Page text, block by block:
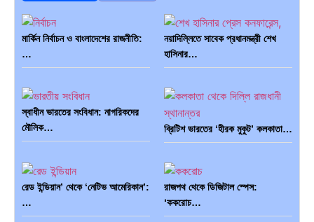
মার্কিন নির্বাচন ও বাংলাদেশের রাজনীতি:
…
নয়াদিল্লিতে সাবেক প্রধানমন্ত্রী শেখ
হাসিনার…
স্বাধীন ভারতের সংবিধান: নাগরিকদের
মৌলিক…
ব্রিটিশ ভারতের ‘হীরক মুকুট’ কলকাতা…
রেড ইন্ডিয়ান’ থেকে ‘নেটিভ আমেরিকান’:
…
রাজপথ থেকে ডিজিটাল স্পেস:
‘ককরোচ…